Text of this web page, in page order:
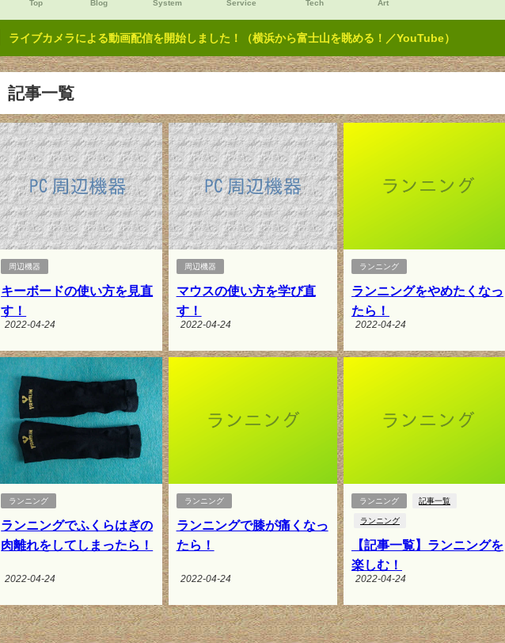
Top Blog System Service Tech Art
ライブカメラによる動画配信を開始しました！（横浜から富士山を眺める！／YouTube）
記事一覧
周辺機器
キーボードの使い方を見直
す！
2022-04-24
周辺機器
マウスの使い方を学び直
す！
2022-04-24
ランニング
ランニングをやめたくなっ
たら！
2022-04-24
ランニング
ランニングでふくらはぎの
肉離れをしてしまったら！
2022-04-24
ランニング
ランニングで膝が痛くなっ
たら！
2022-04-24
ランニング 記事一覧
ランニング
【記事一覧】ランニングを
楽しむ！
2022-04-24